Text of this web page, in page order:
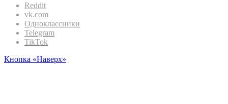
Reddit
vk.com
Одноклассники
Telegram
TikTok
Кнопка «Наверх»